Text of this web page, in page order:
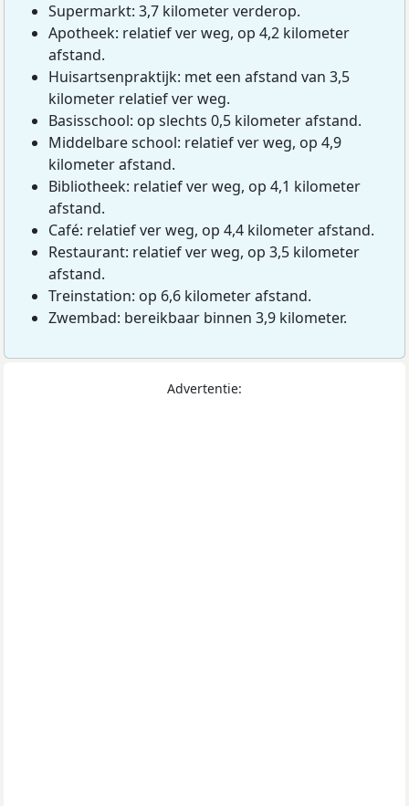
Supermarkt: 3,7 kilometer verderop.
Apotheek: relatief ver weg, op 4,2 kilometer
afstand.
Huisartsenpraktijk: met een afstand van 3,5
kilometer relatief ver weg.
Basisschool: op slechts 0,5 kilometer afstand.
Middelbare school: relatief ver weg, op 4,9
kilometer afstand.
Bibliotheek: relatief ver weg, op 4,1 kilometer
afstand.
Café: relatief ver weg, op 4,4 kilometer afstand.
Restaurant: relatief ver weg, op 3,5 kilometer
afstand.
Treinstation: op 6,6 kilometer afstand.
Zwembad: bereikbaar binnen 3,9 kilometer.
Advertentie: